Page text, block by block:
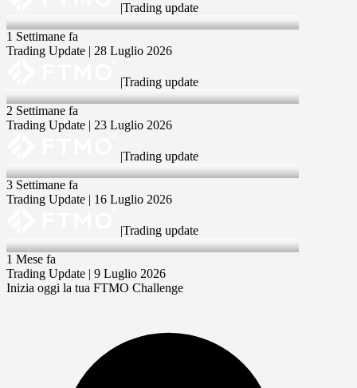
|Trading update
28 Jul 2026
1 Settimane fa
Trading Update | 28 Luglio 2026
|Trading update
23 Jul 2026
2 Settimane fa
Trading Update | 23 Luglio 2026
|Trading update
16 Jul 2026
3 Settimane fa
Trading Update | 16 Luglio 2026
|Trading update
9 Jul 2026
1 Mese fa
Trading Update | 9 Luglio 2026
Inizia oggi la tua FTMO Challenge